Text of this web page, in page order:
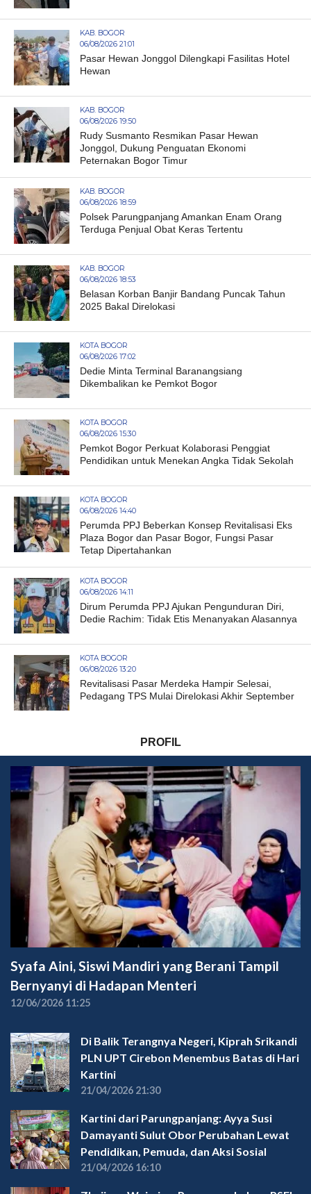
KAB. BOGOR
06/08/2026 21:01
Pasar Hewan Jonggol Dilengkapi Fasilitas Hotel
Hewan
KAB. BOGOR
06/08/2026 19:50
Rudy Susmanto Resmikan Pasar Hewan
Jonggol, Dukung Penguatan Ekonomi
Peternakan Bogor Timur
KAB. BOGOR
06/08/2026 18:59
Polsek Parungpanjang Amankan Enam Orang
Terduga Penjual Obat Keras Tertentu
KAB. BOGOR
06/08/2026 18:53
Belasan Korban Banjir Bandang Puncak Tahun
2025 Bakal Direlokasi
KOTA BOGOR
06/08/2026 17:02
Dedie Minta Terminal Baranangsiang
Dikembalikan ke Pemkot Bogor
KOTA BOGOR
06/08/2026 15:30
Pemkot Bogor Perkuat Kolaborasi Penggiat
Pendidikan untuk Menekan Angka Tidak Sekolah
KOTA BOGOR
06/08/2026 14:40
Perumda PPJ Beberkan Konsep Revitalisasi Eks
Plaza Bogor dan Pasar Bogor, Fungsi Pasar
Tetap Dipertahankan
KOTA BOGOR
06/08/2026 14:11
Dirum Perumda PPJ Ajukan Pengunduran Diri,
Dedie Rachim: Tidak Etis Menanyakan Alasannya
KOTA BOGOR
06/08/2026 13:20
Revitalisasi Pasar Merdeka Hampir Selesai,
Pedagang TPS Mulai Direlokasi Akhir September
PROFIL
Syafa Aini, Siswi Mandiri yang Berani Tampil
Bernyanyi di Hadapan Menteri
12/06/2026 11:25
Di Balik Terangnya Negeri, Kiprah Srikandi
PLN UPT Cirebon Menembus Batas di Hari
Kartini
21/04/2026 21:30
Kartini dari Parungpanjang: Ayya Susi
Damayanti Sulut Obor Perubahan Lewat
Pendidikan, Pemuda, dan Aksi Sosial
21/04/2026 16:10